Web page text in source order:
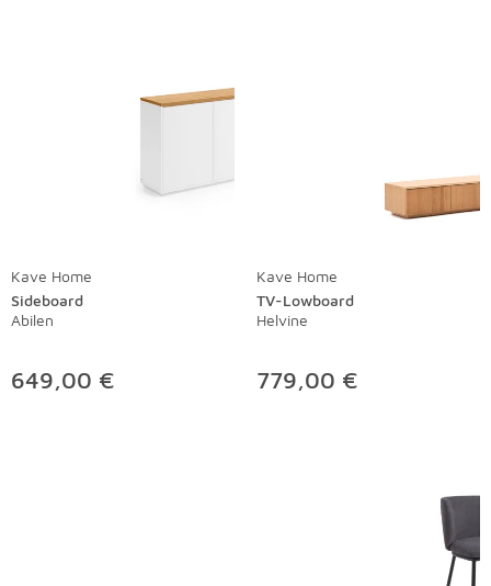
Kave Home
Sideboard
Abilen
649,00 €
Kave Home
TV-Lowboard
Helvine
779,00 €